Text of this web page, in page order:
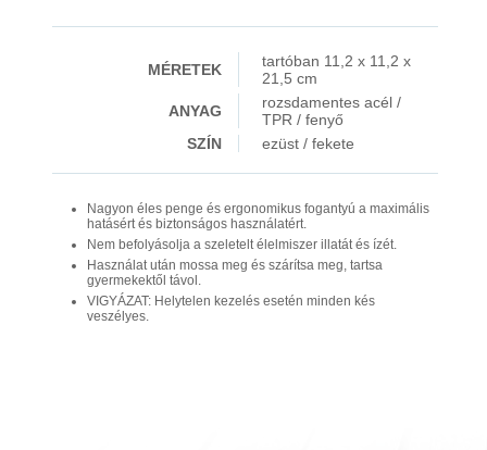
MÉRETEK
tartóban 11,2 x 11,2 x
21,5 cm
ANYAG
rozsdamentes acél /
TPR / fenyő
SZÍN
ezüst / fekete
Nagyon éles penge és ergonomikus fogantyú a maximális
hatásért és biztonságos használatért.
Nem befolyásolja a szeletelt élelmiszer illatát és ízét.
Használat után mossa meg és szárítsa meg, tartsa
gyermekektől távol.
VIGYÁZAT: Helytelen kezelés esetén minden kés
veszélyes.